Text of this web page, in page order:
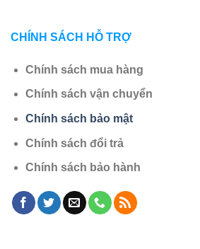
CHÍNH SÁCH HỖ TRỢ
Chính sách mua hàng
Chính sách vận chuyển
Chính sách bảo mật
Chính sách đổi trả
Chính sách bảo hành